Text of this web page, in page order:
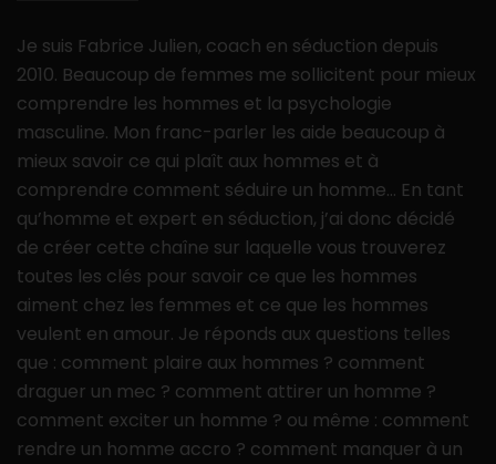
Je suis Fabrice Julien, coach en séduction depuis
2010. Beaucoup de femmes me sollicitent pour mieux
comprendre les hommes et la psychologie
masculine. Mon franc-parler les aide beaucoup à
mieux savoir ce qui plaît aux hommes et à
comprendre comment séduire un homme… En tant
qu’homme et expert en séduction, j’ai donc décidé
de créer cette chaîne sur laquelle vous trouverez
toutes les clés pour savoir ce que les hommes
aiment chez les femmes et ce que les hommes
veulent en amour. Je réponds aux questions telles
que : comment plaire aux hommes ? comment
draguer un mec ? comment attirer un homme ?
comment exciter un homme ? ou même : comment
rendre un homme accro ? comment manquer à un